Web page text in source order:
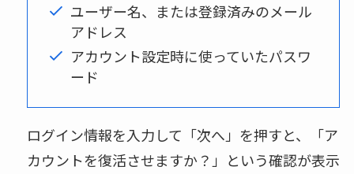
ユーザー名、または登録済みのメール
アドレス
アカウント設定時に使っていたパスワ
ード
ログイン情報を入力して「次へ」を押すと、「ア
カウントを復活させますか？」という確認が表示